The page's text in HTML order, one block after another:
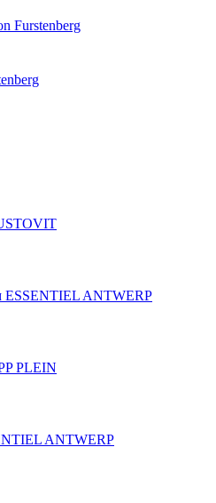
Furstenberg
ESSENTIEL ANTWERP
PLEIN
ANTWERP